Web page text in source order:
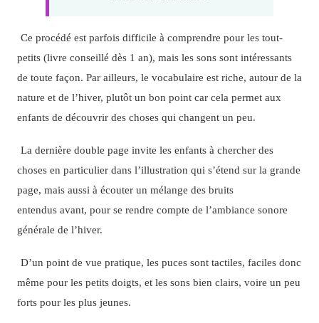
Ce procédé est parfois difficile à comprendre pour les tout-
petits (livre conseillé dès 1 an), mais les sons sont intéressants
de toute façon. Par ailleurs, le vocabulaire est riche, autour de la
nature et de l’hiver, plutôt un bon point car cela permet aux
enfants de découvrir des choses qui changent un peu.
La dernière double page invite les enfants à chercher des
choses en particulier dans l’illustration qui s’étend sur la grande
page, mais aussi à écouter un mélange des bruits
entendus avant, pour se rendre compte de l’ambiance sonore
générale de l’hiver.
D’un point de vue pratique, les puces sont tactiles, faciles donc
même pour les petits doigts, et les sons bien clairs, voire un peu
forts pour les plus jeunes.